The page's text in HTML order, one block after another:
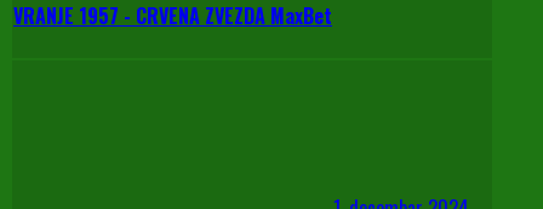
VRANJE 1957 - CRVENA ZVEZDA MaxBet